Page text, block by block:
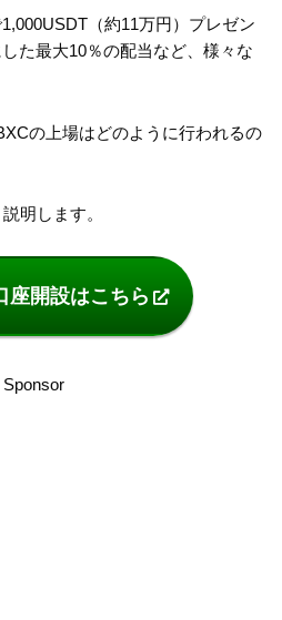
（約11万円）プレゼン
た最大10％の配当など、様々な
の上場はどのように行われるの
明します。
座開設はこちら
Sponsor